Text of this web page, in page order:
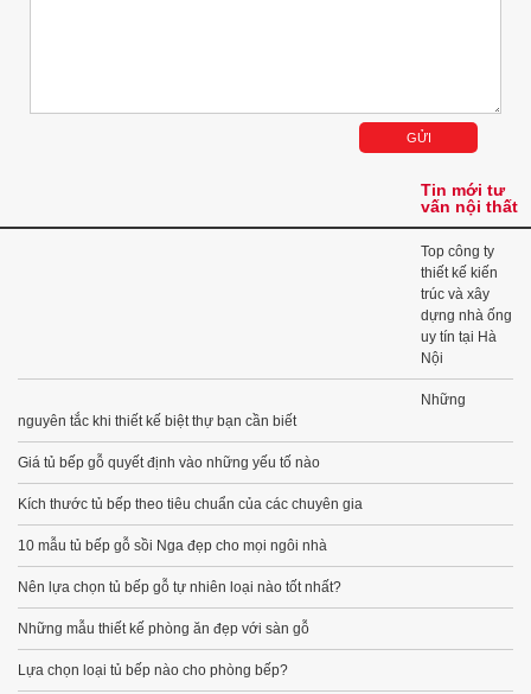
Tin mới tư
vấn nội thất
Top công ty
thiết kế kiến
trúc và xây
dựng nhà ống
uy tín tại Hà
Nội
Những
nguyên tắc khi thiết kế biệt thự bạn cần biết
Giá tủ bếp gỗ quyết định vào những yếu tố nào
Kích thước tủ bếp theo tiêu chuẩn của các chuyên gia
10 mẫu tủ bếp gỗ sồi Nga đẹp cho mọi ngôi nhà
Nên lựa chọn tủ bếp gỗ tự nhiên loại nào tốt nhất?
Những mẫu thiết kế phòng ăn đẹp với sàn gỗ
Lựa chọn loại tủ bếp nào cho phòng bếp?